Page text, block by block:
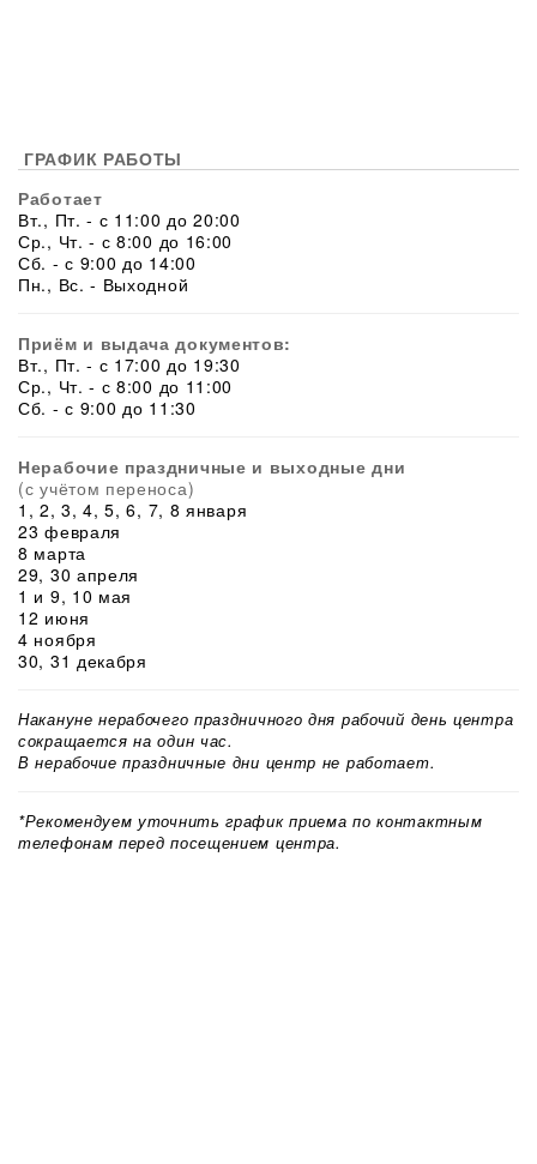
ГРАФИК РАБОТЫ
Работает
Вт., Пт. - с 11:00 до 20:00
Ср., Чт. - с 8:00 до 16:00
Сб. - с 9:00 до 14:00
Пн., Вс. - Выходной
Приём и выдача документов:
Вт., Пт. - с 17:00 до 19:30
Ср., Чт. - с 8:00 до 11:00
Сб. - с 9:00 до 11:30
Нерабочие праздничные и выходные дни
(с учётом переноса)
1, 2, 3, 4, 5, 6, 7, 8 января
23 февраля
8 марта
29, 30 апреля
1 и 9, 10 мая
12 июня
4 ноября
30, 31 декабря
Накануне нерабочего праздничного дня рабочий день центра
сокращается на один час.
В нерабочие праздничные дни центр не работает.
*Рекомендуем уточнить график приема по контактным
телефонам перед посещением центра.